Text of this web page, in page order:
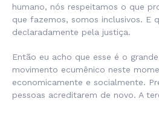
humano, nós respeitamos o que
que fazemos, somos inclusivos. E
declaradamente pela justiça.
Então eu acho que esse é o
movimento ecumênico neste
economicamente e socialmente.
pessoas acreditarem de novo. A